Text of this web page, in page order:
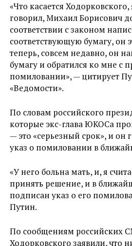
«Что касается
говорил, Михаил Борисович
соответствии с законом
соответствующую бумагу, он
теперь, совсем недавно, он
бумагу и обратился ко мне с
помиловании», — цитирует
«Ведомости».
По словам российского
которые экс-глава ЮКОСа
— это «серьезный срок», и он
указ о помиловании в
«У него больна мать, и, я
принять решение, и в
подписан указ о его
Путин.
По сообщениям российских
Ходорковского заявили, что